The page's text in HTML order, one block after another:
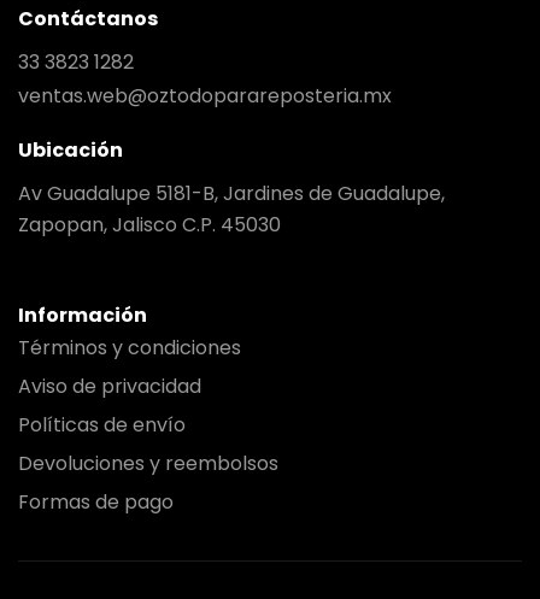
Contáctanos
33 3823 1282
ventas.web@oztodoparareposteria.mx
Ubicación
Av Guadalupe 5181-B, Jardines de Guadalupe,
Zapopan, Jalisco C.P. 45030
Información
Términos y condiciones
Aviso de privacidad
Políticas de envío
Devoluciones y reembolsos
Formas de pago